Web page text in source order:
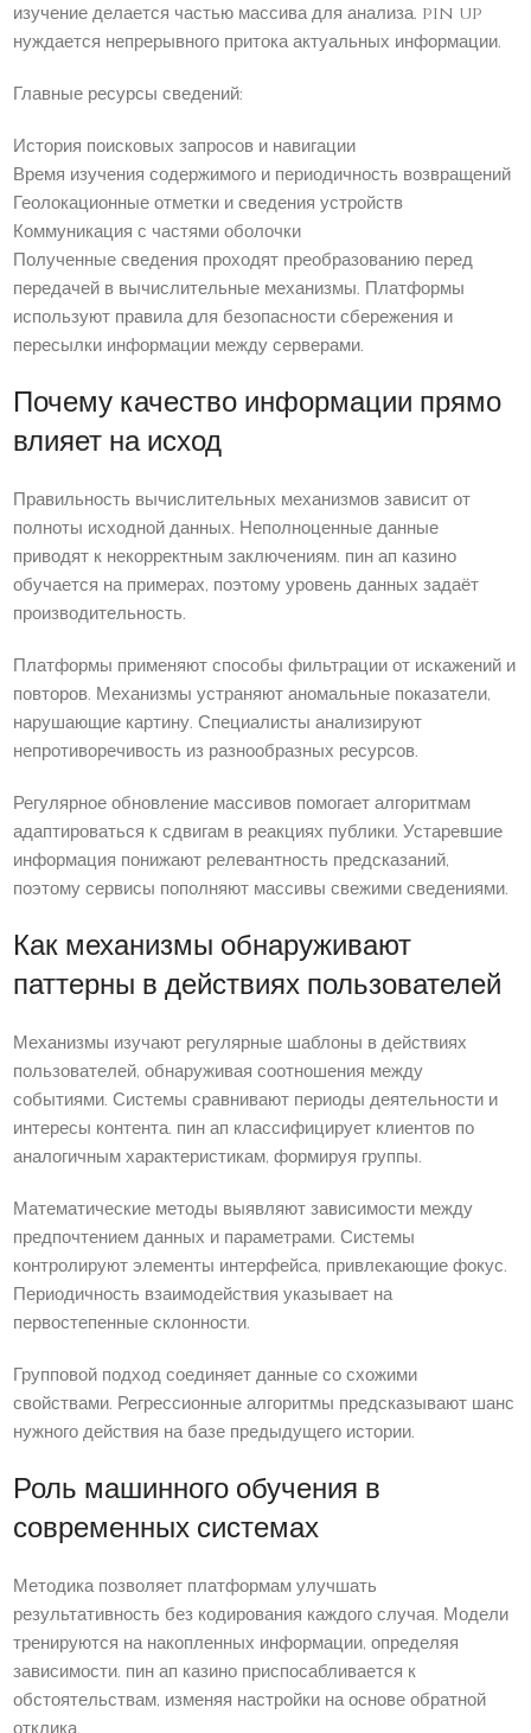
изучение делается частью массива для анализа. pin up
нуждается непрерывного притока актуальных информации.
Главные ресурсы сведений:
История поисковых запросов и навигации
Время изучения содержимого и периодичность возвращений
Геолокационные отметки и сведения устройств
Коммуникация с частями оболочки
Полученные сведения проходят преобразованию перед
передачей в вычислительные механизмы. Платформы
используют правила для безопасности сбережения и
пересылки информации между серверами.
Почему качество информации прямо
влияет на исход
Правильность вычислительных механизмов зависит от
полноты исходной данных. Неполноценные данные
приводят к некорректным заключениям. пин ап казино
обучается на примерах, поэтому уровень данных задаёт
производительность.
Платформы применяют способы фильтрации от искажений и
повторов. Механизмы устраняют аномальные показатели,
нарушающие картину. Специалисты анализируют
непротиворечивость из разнообразных ресурсов.
Регулярное обновление массивов помогает алгоритмам
адаптироваться к сдвигам в реакциях публики. Устаревшие
информация понижают релевантность предсказаний,
поэтому сервисы пополняют массивы свежими сведениями.
Как механизмы обнаруживают
паттерны в действиях пользователей
Механизмы изучают регулярные шаблоны в действиях
пользователей, обнаруживая соотношения между
событиями. Системы сравнивают периоды деятельности и
интересы контента. пин ап классифицирует клиентов по
аналогичным характеристикам, формируя группы.
Математические методы выявляют зависимости между
предпочтением данных и параметрами. Системы
контролируют элементы интерфейса, привлекающие фокус.
Периодичность взаимодействия указывает на
первостепенные склонности.
Групповой подход соединяет данные со схожими
свойствами. Регрессионные алгоритмы предсказывают шанс
нужного действия на базе предыдущего истории.
Роль машинного обучения в
современных системах
Методика позволяет платформам улучшать
результативность без кодирования каждого случая. Модели
тренируются на накопленных информации, определяя
зависимости. пин ап казино приспосабливается к
обстоятельствам, изменяя настройки на основе обратной